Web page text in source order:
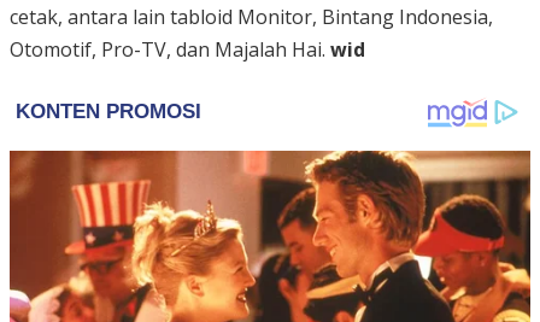
cetak, antara lain tabloid Monitor, Bintang Indonesia,
Otomotif, Pro-TV, dan Majalah Hai. wid